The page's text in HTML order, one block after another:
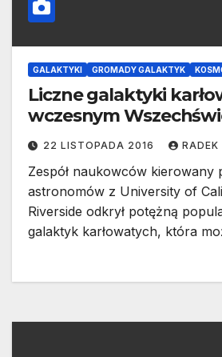
GALAKTYKI GROMADY GALAKTYK
Liczne galaktyki
wczesnym
22 LISTOPADA 2016 RADEK
Zespół naukowców kierowany
astronomów z University of
Riverside odkrył potężną
galaktyk karłowatych, która